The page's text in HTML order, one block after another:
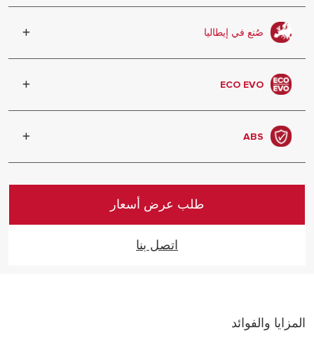
الضمان ضد تسرب الخزان
صُنع في إيطاليا
صُنع بالكامل في إيطاليا
ECO EVO
الضبط التلقائي للأداء على أساس عاداتك
واحتياجات الماء الساخن
ABS
حزمة السلامة الإلكترونية الكاملة لتحقيق
الراحة والسلامة
طلب عرض أسعار
اتصل بنا
المزايا والفوائد